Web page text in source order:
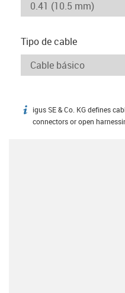
Tipo de cable
igus-icon-info
igus SE & Co. KG defines
connectors or open